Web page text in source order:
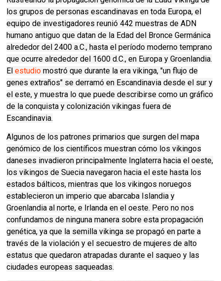
los grupos de personas escandinavas en toda Europa, el
equipo de investigadores reunió 442 muestras de ADN
humano antiguo que datan de la Edad del Bronce Germánica
alrededor del 2400 a.C., hasta el período moderno temprano
que ocurre alrededor del 1600 d.C., en Europa y Groenlandia.
Elestudiomostró que durante la era vikinga, "un flujo de
genes extraños" se derramó en Escandinavia desde el sur y
el este, y muestra lo que puede describirse como un gráfico
de la conquista y colonización vikingas fuera de
Escandinavia.
Algunos de los patrones primarios que surgen del mapa
genómico de los científicos muestran cómo los vikingos
daneses invadieron principalmente Inglaterra hacia el oeste,
los vikingos de Suecia navegaron hacia el este hasta los
estados bálticos, mientras que los vikingos noruegos
establecieron un imperio que abarcaba Islandia y
Groenlandia al norte, e Irlanda en el oeste. Pero no nos
confundamos de ninguna manera sobre esta propagación
genética, ya que la semilla vikinga se propagó en parte a
través de la violación y el secuestro de mujeres de alto
estatus que quedaron atrapadas durante el saqueo y las
ciudades europeas saqueadas.